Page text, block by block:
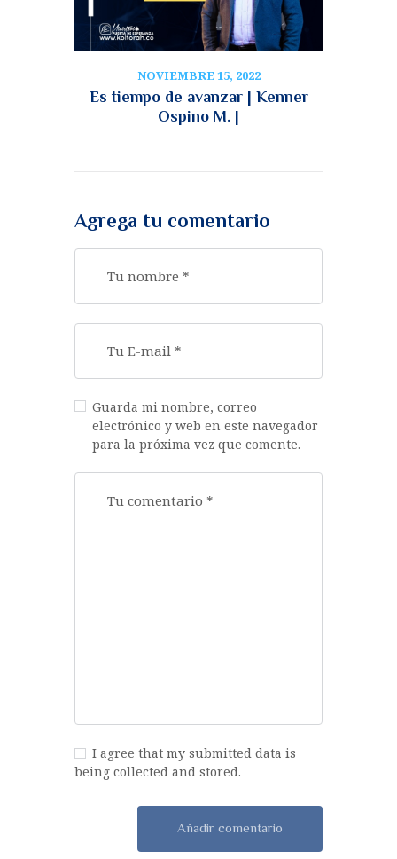
NOVIEMBRE 15, 2022
Es tiempo de avanzar | Kenner
Ospino M. |
Agrega tu comentario
Guarda mi nombre, correo
electrónico y web en este navegador
para la próxima vez que comente.
I agree that my submitted data is
being collected and stored.